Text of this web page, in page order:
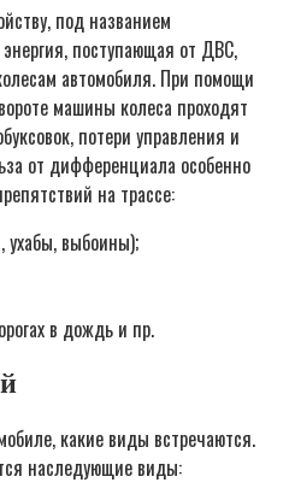
под названием
поступающая от ДВС,
автомобиля. При помощи
машины колеса проходят
потери управления и
от дифференциала особенно
на трассе:
ухабы, выбоины);
в дождь и пр.
какие виды встречаются.
наследующие виды: